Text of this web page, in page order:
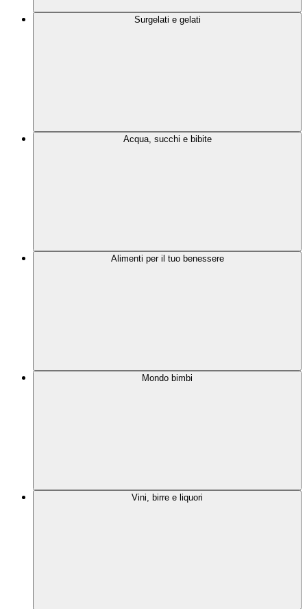
Surgelati e gelati
Acqua, succhi e bibite
Alimenti per il tuo benessere
Mondo bimbi
Vini, birre e liquori